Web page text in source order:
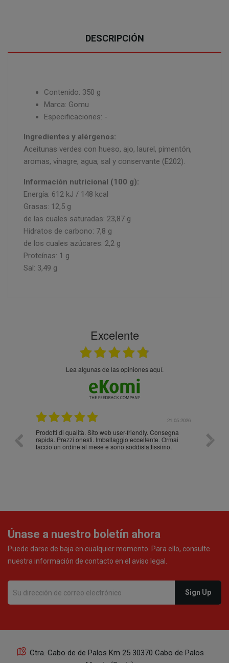
DESCRIPCIÓN
Contenido: 350 g
Marca: Gomu
Especificaciones: -
Ingredientes y alérgenos:
Aceitunas verdes con hueso, ajo, laurel, pimentón,
aromas, vinagre, agua, sal y conservante (E202).
Información nutricional (100 g):
Energía: 612 kJ / 148 kcal
Grasas: 12,5 g
de las cuales saturadas: 23,87 g
Hidratos de carbono: 7,8 g
de los cuales azúcares: 2,2 g
Proteínas: 1 g
Sal: 3,49 g
Excelente
Lea algunas de las opiniones aquí.
21.05.2026
Prodotti di qualità. Sito web user-friendly. Consegna
rapida. Prezzi onesti. Imballaggio eccellente. Ormai
faccio un ordine al mese e sono soddisfattissimo.
10/10
Únase a nuestro boletín ahora
Puede darse de baja en cualquier momento. Para ello, consulte
nuestra información de contacto en el aviso legal.
Ctra. Cabo de de Palos Km 25 30370 Cabo de Palos